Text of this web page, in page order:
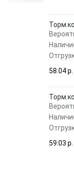
58.04 p.
59.03 p.